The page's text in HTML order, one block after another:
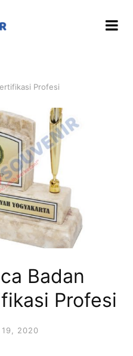
Profesi
Badan
Profesi
19, 2020